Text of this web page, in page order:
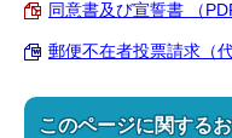
同意書及び宣誓書 （
郵便不在者投票請求（
このページに関する